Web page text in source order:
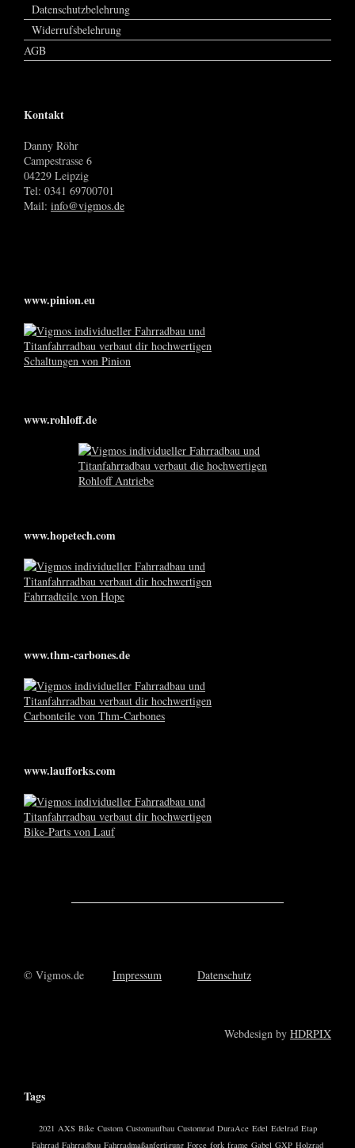
Datenschutzbelehrung
Widerrufsbelehrung
AGB
Kontakt
Danny Röhr
Campestrasse 6
04229 Leipzig
Tel: 0341 69700701
Mail: info@vigmos.de
www.pinion.eu
www.rohloff.de
www.hopetech.com
www.thm-carbones.de
www.laufforks.com
© Vigmos.de Impressum Datenschutz
Webdesign by HDRPIX
Tags
2021 AXS Bike Custom Customaufbau Customrad DuraAce Edel Edelrad Etap
Fahrrad Fahrradbau Fahrradmaßanfertigung Force fork frame Gabel GXP Holzrad